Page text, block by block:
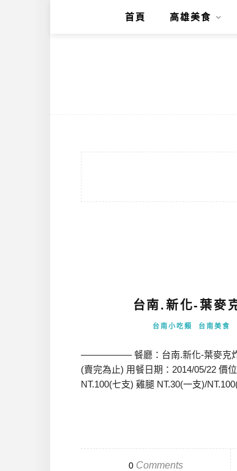
首頁 高雄美食
台南.新化-葉麥
台南小吃類 台南美食
—————– 餐廳：台南.新化-葉麥克炸
(賣完為止) 用餐日期：2014/05/22 價
NT.100(七支) 雞腿 NT.30(一支)/
0Comments